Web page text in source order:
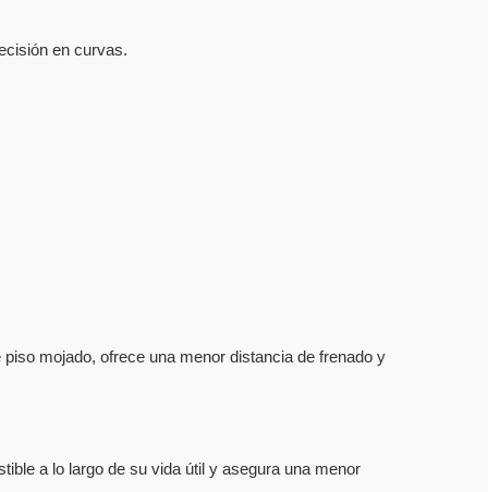
en curvas.
mojado, ofrece una menor distancia de frenado y
a lo largo de su vida útil y asegura una menor